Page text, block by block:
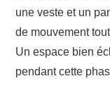
une veste et un
de mouvement
Un espace bien
pendant cette